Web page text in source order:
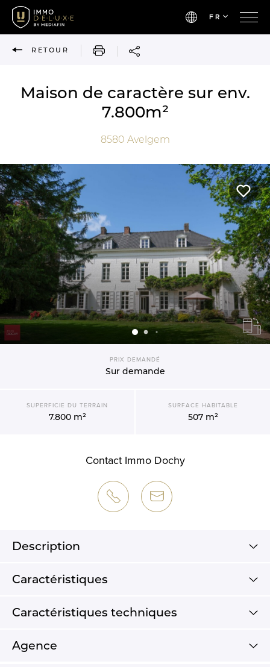
FR
RETOUR IMPRIMER
Maison de caractère sur env.
7.800m²
8580 Avelgem
PRIX DEMANDÉ
Sur demande
SUPERFICIE DU TERRAIN
7.800 m²
SURFACE HABITABLE
507 m²
Contact Immo Dochy
Description
Caractéristiques
Caractéristiques techniques
Agence